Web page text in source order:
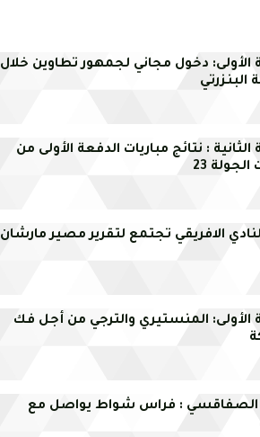
الأولى: دخول مجاني لجمهور تطاوين خلال
البنزرتي
الثانية : نتائج مباريات الدفعة الأولى من
23
الافريقي تجتمع لتقرير مصير مارشان
الأولى: المنستيري والترجي من أجل فك
الصفاقسي : فراس شواط يواصل مع